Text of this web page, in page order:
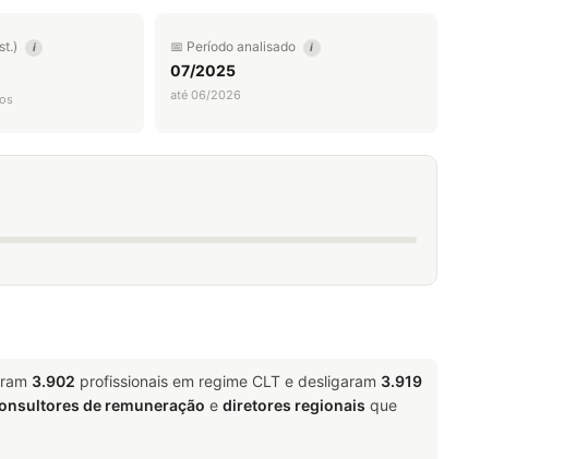
i 📅 Período analisado i
07/2025
até 06/2026
3.902 profissionais em regime CLT e desligaram 3.919
de remuneração e diretores regionais que